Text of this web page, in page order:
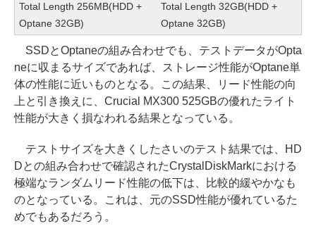
Total Length 256MB(HDD +
Optane 32GB)
Total Length 32GB(HDD +
Optane 32GB)
SSDとOptaneの組み合わせでも、テストデータがOpta
neに収まるサイズであれば、ストレージ性能がOptane単
体の性能に近いものとなる。この結果、リード性能の向
上と引き換えに、Crucial MX300 525GBの優れたライト
性能が大きく損なわれる結果となっている。
テストサイズを大きくしたさいのテスト結果では、HD
Dとの組み合わせで確認されたCrystalDiskMarkにおける
極端なランダムリード性能の低下は、比較的緩やかなも
のとなっている。これは、元のSSD性能が優れているた
めでもあるだろう。